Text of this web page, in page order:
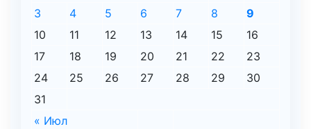
« Июл
3
4 5 6 7 8
9
10
11 12 13 14 15
16
17
18 19 20 21 22
23
24
25 26 27 28 29
30
31